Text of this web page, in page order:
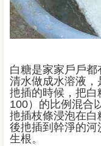
白糖是家家戶戶都
清水做成水溶液
扡插的時候，把
100）的比例混合
扡插枝條浸泡在
後扡插到幹淨的
生根。